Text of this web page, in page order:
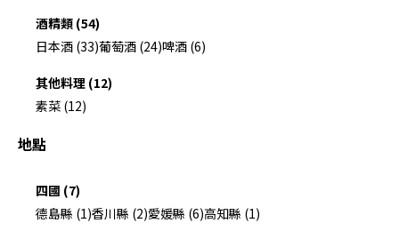
酒精類 (54)
日本酒 (33)葡萄酒 (24)啤酒 (6)
其他料理 (12)
素菜 (12)
地點
四國 (7)
德島縣 (1)香川縣 (2)愛媛縣 (6)高知縣 (1)